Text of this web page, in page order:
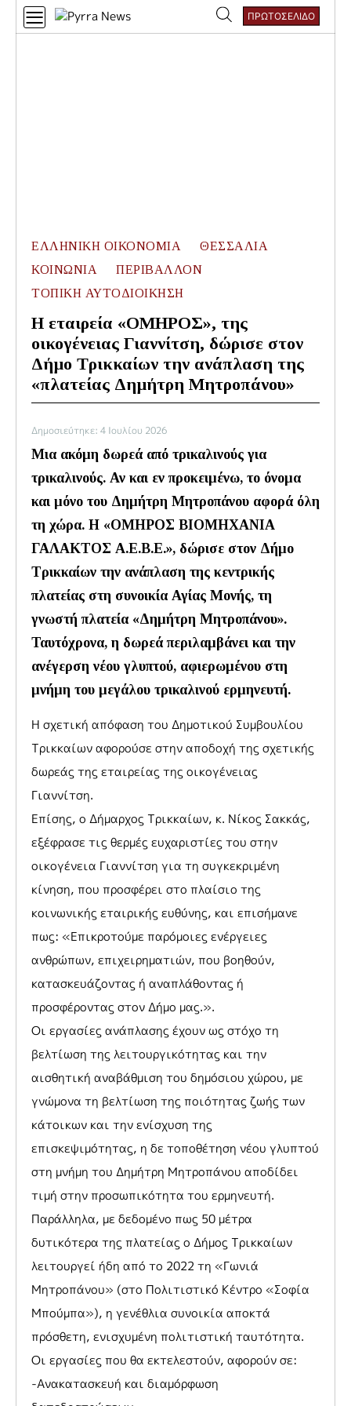
Αναζήτηση
ΠΡΩΤΟΣΕΛΙΔΟ
ΕΛΛΗΝΙΚΗ ΟΙΚΟΝΟΜΙΑ
ΘΕΣΣΑΛΙΑ
ΚΟΙΝΩΝΙΑ
ΠΕΡΙΒΑΛΛΟΝ
ΤΟΠΙΚΗ ΑΥΤΟΔΙΟΙΚΗΣΗ
Η εταιρεία «ΟΜΗΡΟΣ», της
οικογένειας Γιαννίτση, δώρισε στον
Δήμο Τρικκαίων την ανάπλαση της
«πλατείας Δημήτρη Μητροπάνου»
Δημοσιεύτηκε: 4 Ιουλίου 2026
Μια ακόμη δωρεά από τρικαλινούς για
τρικαλινούς. Αν και εν προκειμένω, το όνομα
και μόνο του Δημήτρη Μητροπάνου αφορά όλη
τη χώρα. Η «OΜΗΡΟΣ ΒΙΟΜΗΧΑΝΙΑ
ΓΑΛΑΚΤΟΣ Α.Ε.Β.Ε.», δώρισε στον Δήμο
Τρικκαίων την ανάπλαση της κεντρικής
πλατείας στη συνοικία Αγίας Μονής, τη
γνωστή πλατεία «Δημήτρη Μητροπάνου».
Ταυτόχρονα, η δωρεά περιλαμβάνει και την
ανέγερση νέου γλυπτού, αφιερωμένου στη
μνήμη του μεγάλου τρικαλινού ερμηνευτή.
Η σχετική απόφαση του Δημοτικού Συμβουλίου
Τρικκαίων αφορούσε στην αποδοχή της σχετικής
δωρεάς της εταιρείας της οικογένειας
Γιαννίτση.
Επίσης, ο Δήμαρχος Τρικκαίων, κ. Νίκος Σακκάς,
εξέφρασε τις θερμές ευχαριστίες του στην
οικογένεια Γιαννίτση για τη συγκεκριμένη
κίνηση, που προσφέρει στο πλαίσιο της
κοινωνικής εταιρικής ευθύνης, και επισήμανε
πως: «Επικροτούμε παρόμοιες ενέργειες
ανθρώπων, επιχειρηματιών, που βοηθούν,
κατασκευάζοντας ή αναπλάθοντας ή
προσφέροντας στον Δήμο μας.».
Οι εργασίες ανάπλασης έχουν ως στόχο τη
βελτίωση της λειτουργικότητας και την
αισθητική αναβάθμιση του δημόσιου χώρου, με
γνώμονα τη βελτίωση της ποιότητας ζωής των
κάτοικων και την ενίσχυση της
επισκεψιμότητας, η δε τοποθέτηση νέου γλυπτού
στη μνήμη του Δημήτρη Μητροπάνου αποδίδει
τιμή στην προσωπικότητα του ερμηνευτή.
Παράλληλα, με δεδομένο πως 50 μέτρα
δυτικότερα της πλατείας ο Δήμος Τρικκαίων
λειτουργεί ήδη από το 2022 τη «Γωνιά
Μητροπάνου» (στο Πολιτιστικό Κέντρο «Σοφία
Μπούμπα»), η γενέθλια συνοικία αποκτά
πρόσθετη, ενισχυμένη πολιτιστική ταυτότητα.
Οι εργασίες που θα εκτελεστούν, αφορούν σε:
-Ανακατασκευή και διαμόρφωση